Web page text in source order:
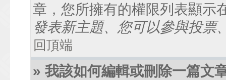
章，您所擁有的權限列表顯示
發表新主題、您可以參與投票
回頂端
» 我該如何編輯或刪除一篇文